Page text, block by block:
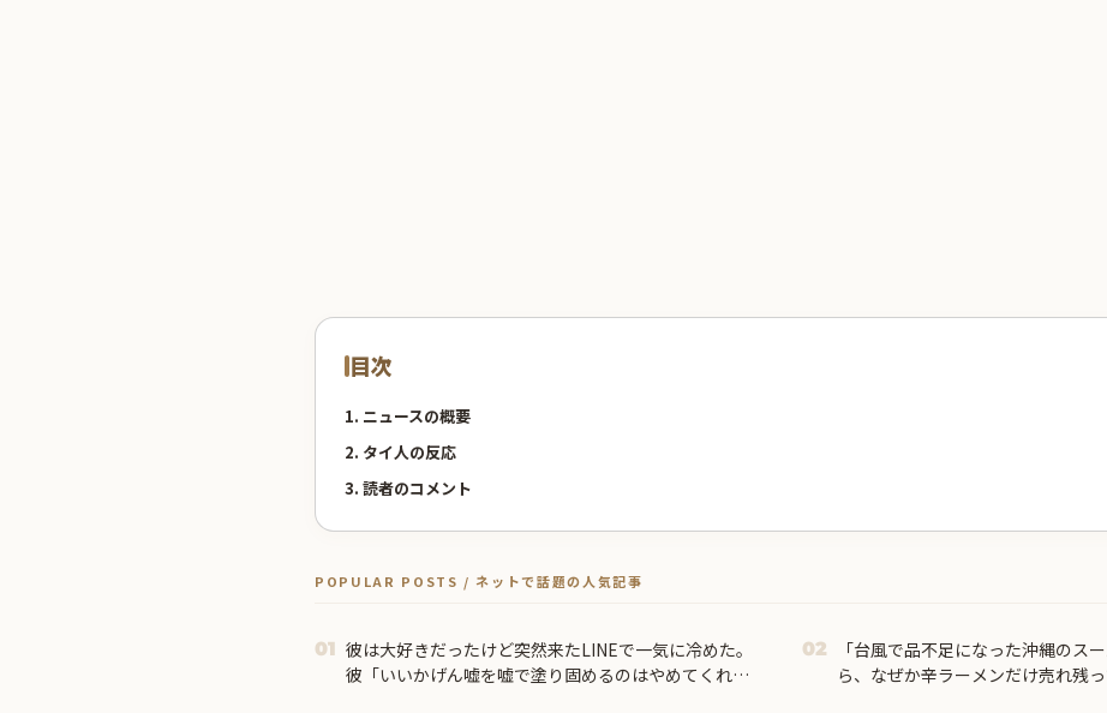
目次
1. ニュースの概要
2. タイ人の反応
3. 読者のコメント
POPULAR POSTS / ネットで話題の人気記事
01 彼は大好きだったけど突然来たLINEで一気に冷めた。
彼「いいかげん嘘を嘘で塗り固めるのはやめてくれ」
02
「台風で品不足になった沖縄のス
ら、なぜか辛ラーメンだけ売れ残